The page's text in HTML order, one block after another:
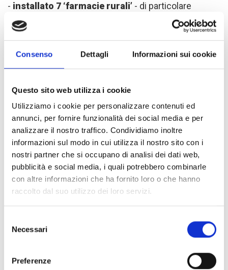
Consenso Dettagli Informazioni sui cookie
Questo sito web utilizza i cookie
Utilizziamo i cookie per personalizzare contenuti ed
annunci, per fornire funzionalità dei social media e per
analizzare il nostro traffico. Condividiamo inoltre
informazioni sul modo in cui utilizza il nostro sito con i
nostri partner che si occupano di analisi dei dati web,
pubblicità e social media, i quali potrebbero combinarle
con altre informazioni che ha fornito loro o che hanno
raccolto dal suo utilizzo dei loro servizi.
delNecessari
Preferenze
- installato 7 ‘farmacie rurali’ - di particolare
importanza nelle aree remote per assicurare la
disponibilità di farmaci veterinari - e formato i
formato veterinari delle strutture pubbliche in
contingenza per le gestione di epidemie e
monitoraggio delle malattie infettive;
-distribuito oltre 180 tonnellate di alimenti
concentrati per animali in zone affette da siccità o
inondazioni.
Attività analoghe sono state anche realizzate in
Kenya e Somaliadove si aggiungono numerosi
interventi finalizzati ad assicurare la disponibilità di
e/o costruzione di punti di approvvigionamento
garantire l’accesso ad aree di pascolo adottando